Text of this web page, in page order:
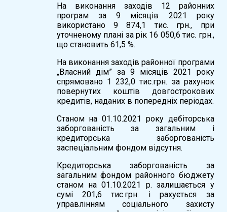
На виконання заходів 12 районних
програм за 9 місяців 2021 року
використано 9 874,1 тис. грн., при
уточненому плані за рік 16 050,6 тис. грн.,
що становить 61,5 %.
На виконання заходів районної програми
„Власний дім” за 9 місяців 2021 року
спрямовано 1 232,0 тис.грн. за рахунок
повернутих коштів довгострокових
кредитів, наданих в попередніх періодах.
Станом на 01.10.2021 року дебіторська
заборгованість за загальним і
кредиторська заборгованість
заспеціальним фондом відсутня.
Кредиторська заборгованість за
загальним фондом районного бюджету
станом на 01.10.2021 р. залишається у
сумі 201,6 тис.грн. і рахується за
управлінням соціального захисту